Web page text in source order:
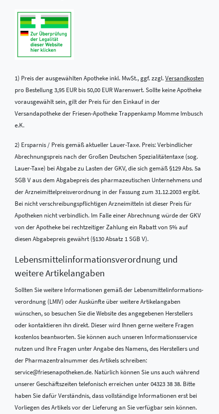
1) Preis der ausgewählten Apotheke inkl. MwSt., ggf. zzgl.Versandkosten
pro Bestellung 3,95 EUR bis 50,00 EUR Warenwert. Sollte keine Apotheke
vorausgewählt sein, gilt der Preis für den Einkauf in der
Versandapotheke der Friesen-Apotheke Trappenkamp Momme Imbusch
e.K.
2) Ersparnis / Preis gemäß aktueller Lauer-Taxe. Preis: Verbindlicher
Abrechnungspreis nach der Großen Deutschen Spezialitätentaxe (sog.
Lauer-Taxe) bei Abgabe zu Lasten der GKV, die sich gemäß §129 Abs. 5a
SGB V aus dem Abgabepreis des pharmazeutischen Unternehmens und
der Arzneimittelpreisverordnung in der Fassung zum 31.12.2003 ergibt.
Bei nicht verschreibungspflichtigen Arzneimitteln ist dieser Preis für
Apotheken nicht verbindlich. Im Falle einer Abrechnung würde der GKV
von der Apotheke bei rechtzeitiger Zahlung ein Rabatt von 5% auf
diesen Abgabepreis gewährt (§130 Absatz 1 SGB V).
Lebensmittel­informations­verordnung und
weitere Artikelangaben
Sollten Sie weitere Informationen gemäß der Lebensmittel­informations­
verordnung (LMIV) oder Auskünfte über weitere Artikelangaben
wünschen, so besuchen Sie die Website des angegebenen Herstellers
oder kontaktieren ihn direkt. Dieser wird Ihnen gerne weitere Fragen
kostenlos beantworten. Sie können auch unseren Informationsservice
nutzen und Ihre Fragen unter Angabe des Namens, des Herstellers und
der Pharmazentralnummer des Artikels schreiben:
service@friesenapotheken.de. Natürlich können Sie uns auch während
unserer Geschäftszeiten telefonisch erreichen unter 04323 38 38. Bitte
haben Sie dafür Verständnis, dass vollständige Informationen erst bei
Vorliegen des Artikels vor der Lieferung an Sie verfügbar sein können.